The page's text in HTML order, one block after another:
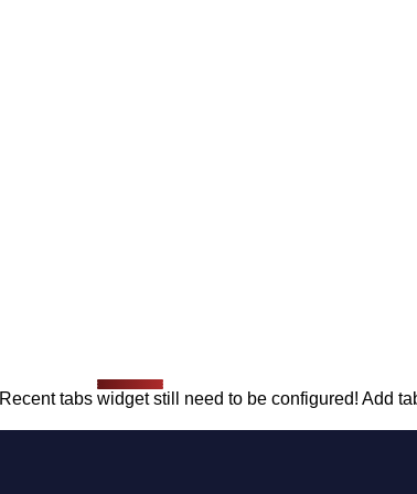
Recent tabs widget still need to be configured! Add